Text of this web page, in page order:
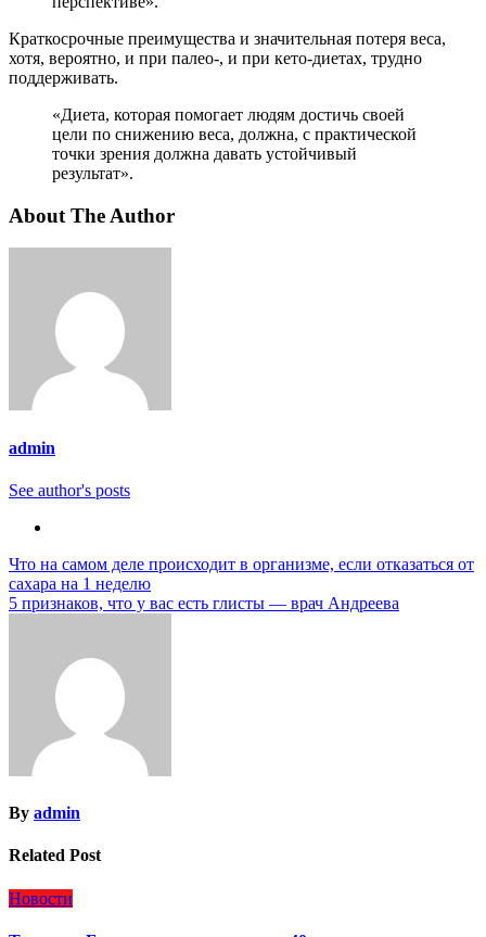
Краткосрочные преимущества и значительная потеря веса,
хотя, вероятно, и при палео-, и при кето-диетах, трудно
поддерживать.
«Диета, которая помогает людям достичь своей
цели по снижению веса, должна, с практической
точки зрения должна давать устойчивый
результат».
About The Author
admin
See author's posts
Навигация
по
Что на самом деле происходит в организме, если отказаться от
сахара на 1 неделю
5 признаков, что у вас есть глисты — врач Андреева
By admin
Related Post
Новости